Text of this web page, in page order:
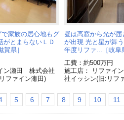
家族の居心地もグ
がとまらないＬＤ
県］
ン瀬田 株式会社
ファイン瀬田)
昼は高窓から光が
が出現 光と星が舞
年度リファ...［岐阜
工費：約500万円
施工店： リファイ
社イッシン(旧:リフ
5 6 7 8 9 10 11